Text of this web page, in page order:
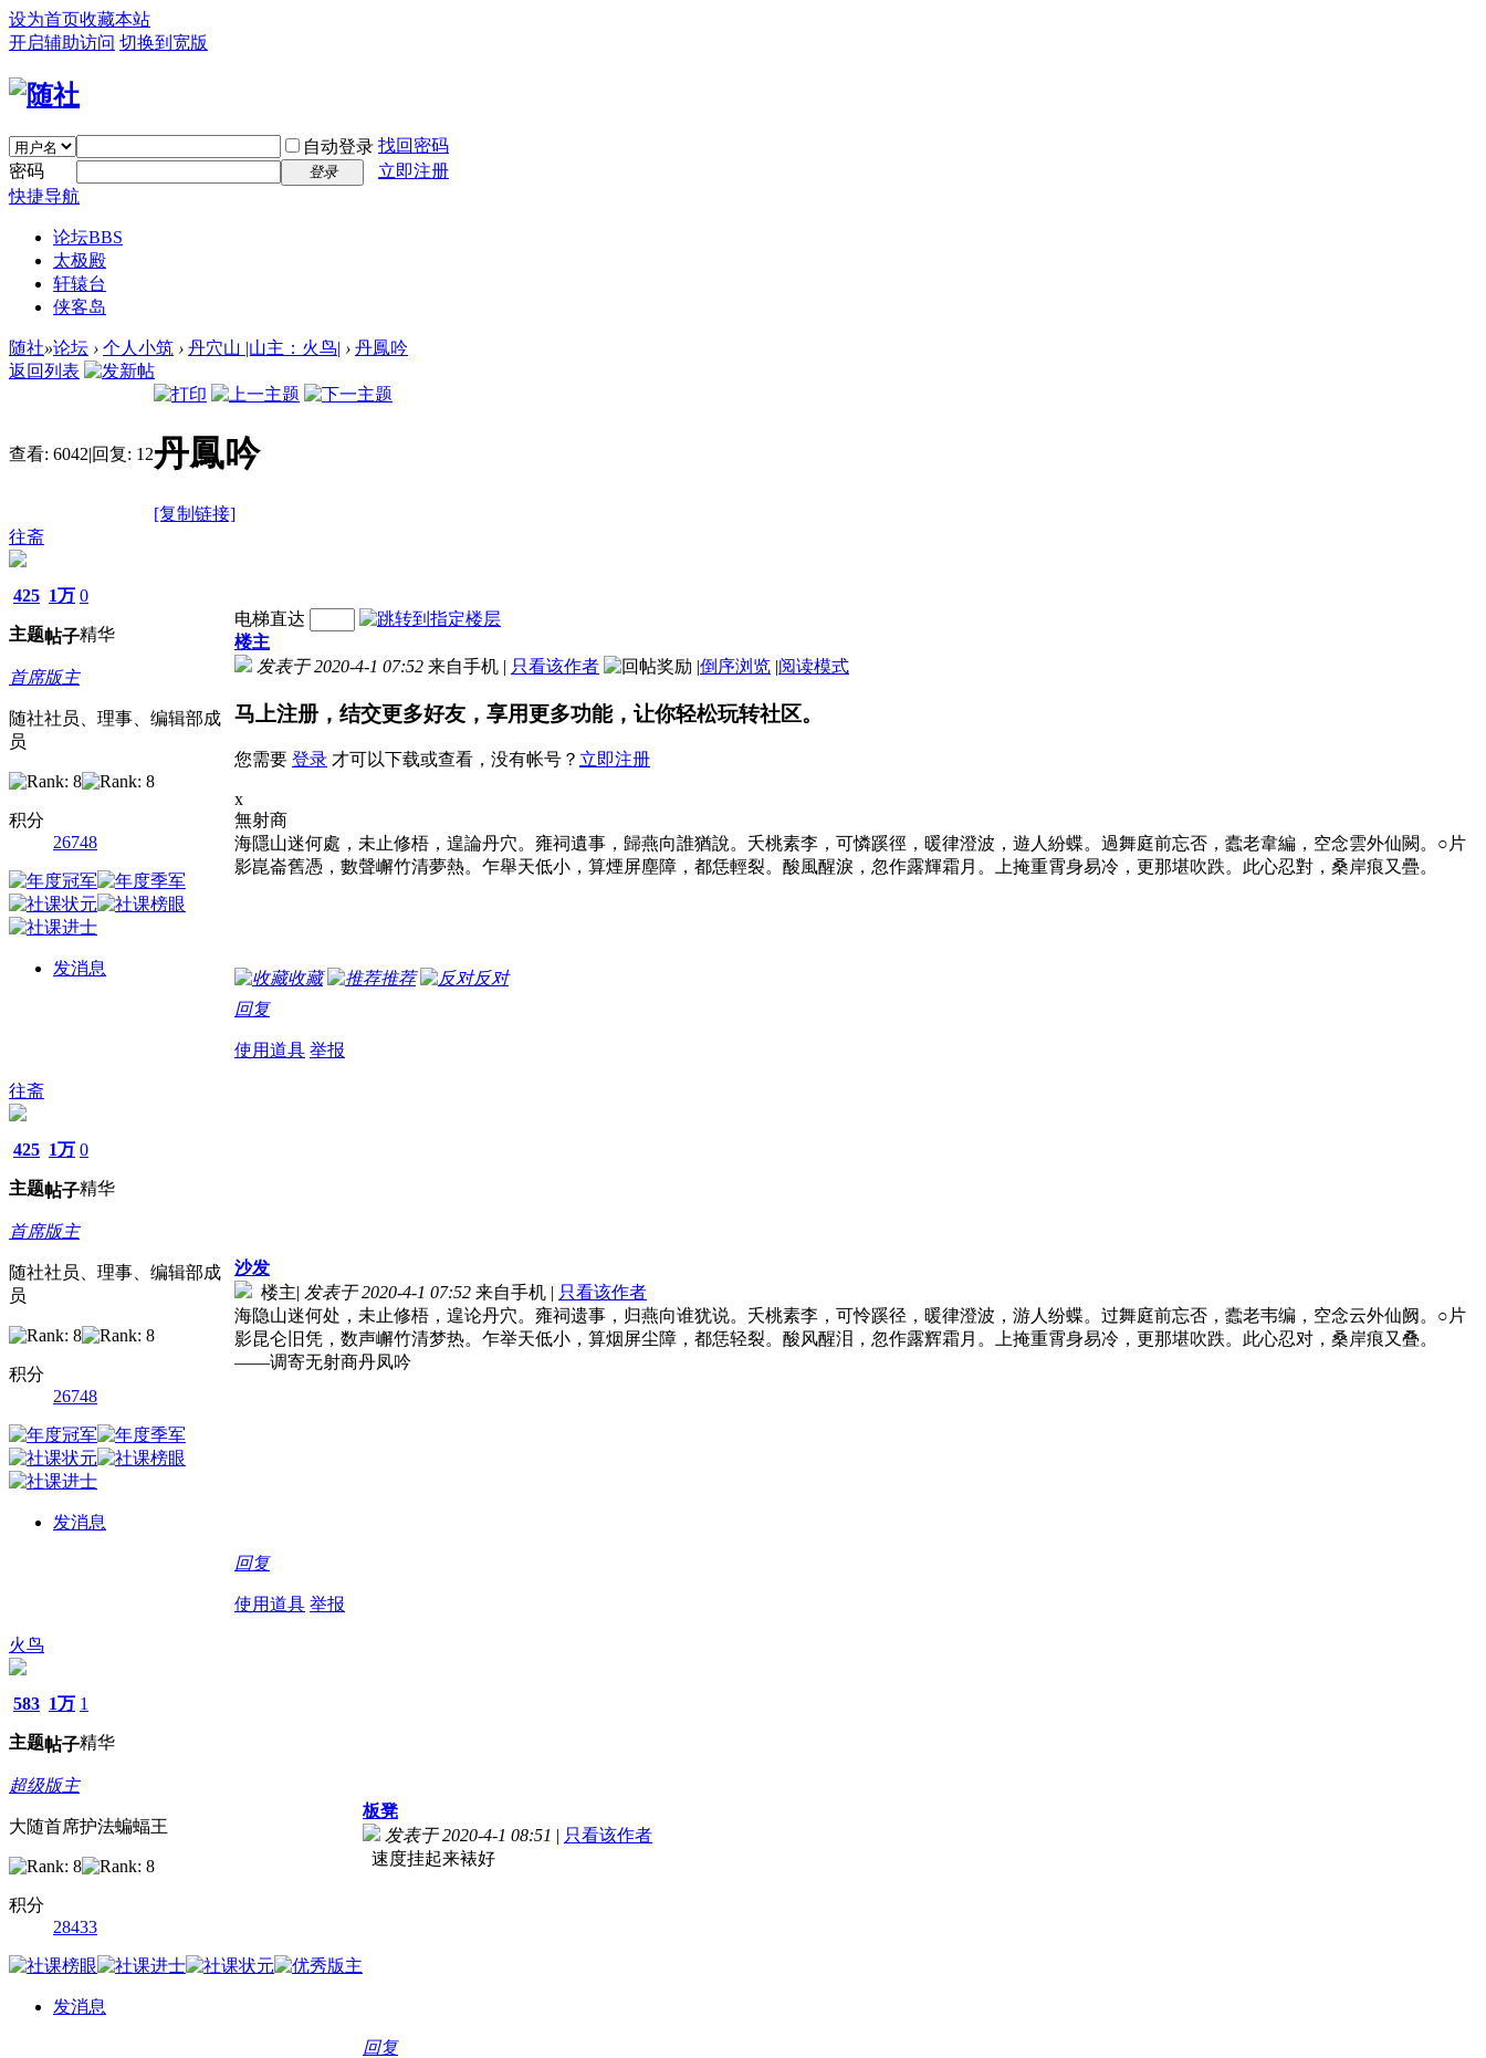
设为首页收藏本站
开启辅助访问 切换到宽版
自动登录 找回密码
密码
登录
立即注册
快捷导航
论坛BBS
太极殿
轩辕台
侠客岛
随社»论坛 › 个人小筑 › 丹穴山 |山主：火鸟| › 丹鳳吟
返回列表
查看: 6042|回复: 12丹鳳吟
[复制链接]
往斋
425
主题
1万
帖子
0
精华
首席版主
随社社员、理事、编辑部成
员
积分
26748
发消息
电梯直达
楼主
发表于 2020-4-1 07:52 来自手机 | 只看该作者 |倒序浏览 |阅读模式
马上注册，结交更多好友，享用更多功能，让你轻松玩转社区。
您需要 登录 才可以下载或查看，没有帐号？ 立即注册
x
無射商
海隱山迷何處，未止修梧，遑論丹穴。雍祠遺事，歸燕向誰猶說。夭桃素李，可憐蹊徑，暖律澄波，遊人紛蝶。過舞庭前忘否，蠹老韋編，空念雲外仙闕。○片
影崑崙舊憑，數聲嶰竹清夢熱。乍舉天低小，算煙屏塵障，都恁輕裂。酸風醒淚，忽作露輝霜月。上掩重霄身易冷，更那堪吹跌。此心忍對，桑岸痕又疊。
收藏 推荐
反对
回复
使用道具 举报
往斋
425
主题
1万
帖子
0
精华
首席版主
随社社员、理事、编辑部成
员
积分
26748
发消息
沙发
楼主| 发表于 2020-4-1 07:52 来自手机 | 只看该作者
海隐山迷何处，未止修梧，遑论丹穴。雍祠遗事，归燕向谁犹说。夭桃素李，可怜蹊径，暖律澄波，游人纷蝶。过舞庭前忘否，蠹老韦编，空念云外仙阙。○片
影昆仑旧凭，数声嶰竹清梦热。乍举天低小，算烟屏尘障，都恁轻裂。酸风醒泪，忽作露辉霜月。上掩重霄身易冷，更那堪吹跌。此心忍对，桑岸痕又叠。
——调寄无射商丹凤吟
回复
使用道具 举报
火鸟
583
主题
1万
帖子
1
精华
超级版主
大随首席护法蝙蝠王
积分
28433
发消息
板凳
发表于 2020-4-1 08:51 | 只看该作者
速度挂起来裱好
回复